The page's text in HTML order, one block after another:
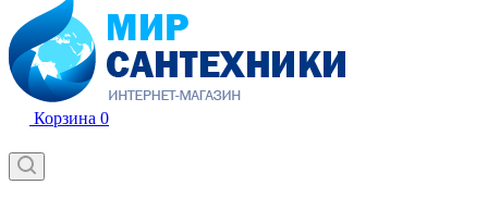
Корзина 0